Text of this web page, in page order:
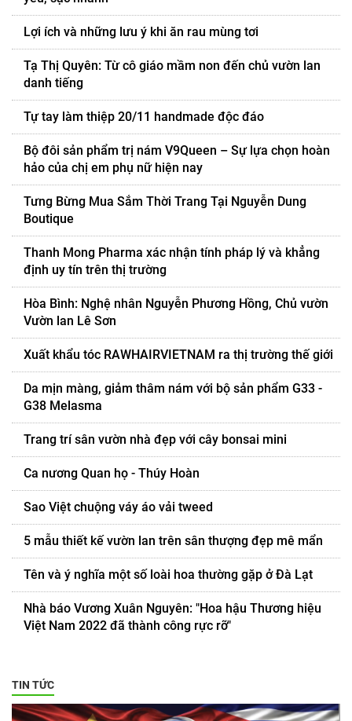
Lợi ích và những lưu ý khi ăn rau mùng tơi
Tạ Thị Quyên: Từ cô giáo mầm non đến chủ vườn lan
danh tiếng
Tự tay làm thiệp 20/11 handmade độc đáo
Bộ đôi sản phẩm trị nám V9Queen – Sự lựa chọn hoàn
hảo của chị em phụ nữ hiện nay
Tưng Bừng Mua Sắm Thời Trang Tại Nguyễn Dung
Boutique
Thanh Mong Pharma xác nhận tính pháp lý và khẳng
định uy tín trên thị trường
Hòa Bình: Nghệ nhân Nguyễn Phương Hồng, Chủ vườn
Vườn lan Lê Sơn
Xuất khẩu tóc RAWHAIRVIETNAM ra thị trường thế giới
Da mịn màng, giảm thâm nám với bộ sản phẩm G33 -
G38 Melasma
Trang trí sân vườn nhà đẹp với cây bonsai mini
Ca nương Quan họ - Thúy Hoàn
Sao Việt chuộng váy áo vải tweed
5 mẫu thiết kế vườn lan trên sân thượng đẹp mê mẩn
Tên và ý nghĩa một số loài hoa thường gặp ở Đà Lạt
Nhà báo Vương Xuân Nguyên: "Hoa hậu Thương hiệu
Việt Nam 2022 đã thành công rực rỡ"
TIN TỨC